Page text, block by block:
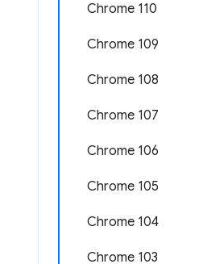
Chrome 110
Chrome 109
Chrome 108
Chrome 107
Chrome 106
Chrome 105
Chrome 104
Chrome 103